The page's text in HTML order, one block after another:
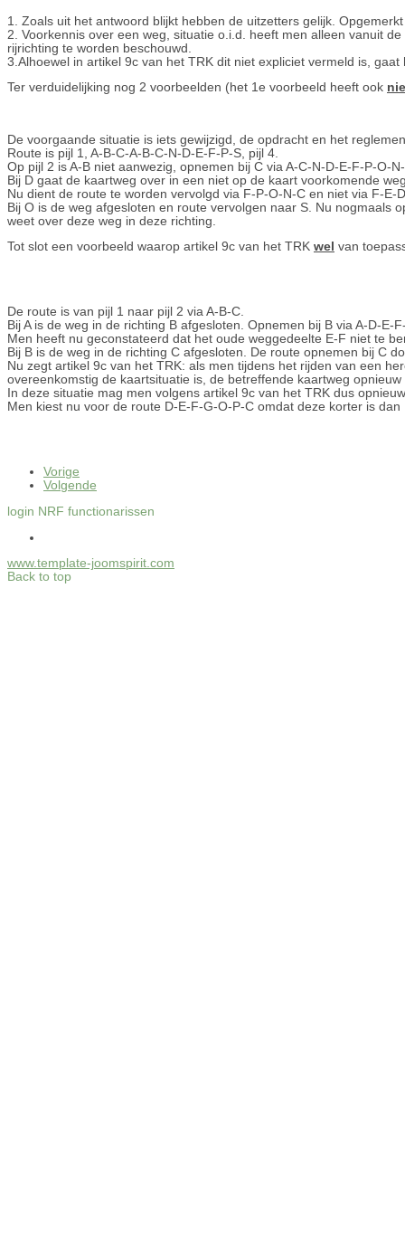
1. Zoals uit het antwoord blijkt hebben de uitzetters gelijk.
2. Voorkennis over een weg, situatie o.i.d. heeft men alleen vanuit
rijrichting te worden beschouwd.
3.Alhoewel in artikel 9c van het TRK dit niet expliciet vermeld is,
Ter verduidelijking nog 2 voorbeelden (het 1e voorbeeld heeft ook
De voorgaande situatie is iets gewijzigd, de opdracht en het
Route is pijl 1, A-B-C-A-B-C-N-D-E-F-P-S, pijl 4.
Op pijl 2 is A-B niet aanwezig, opnemen bij C via A-C-N-D-E-F-P-
Bij D gaat de kaartweg over in een niet op de kaart voorkomende
Nu dient de route te worden vervolgd via F-P-O-N-C en niet via F-
Bij O is de weg afgesloten en route vervolgen naar S. Nu nogmaals
weet over deze weg in deze richting.
Tot slot een voorbeeld waarop artikel 9c van het TRK wel van
De route is van pijl 1 naar pijl 2 via A-B-C.
Bij A is de weg in de richting B afgesloten. Opnemen bij B via A-D-E-
Men heeft nu geconstateerd dat het oude weggedeelte E-F niet te
Bij B is de weg in de richting C afgesloten. De route opnemen bij C
Nu zegt artikel 9c van het TRK: als men tijdens het rijden van een
overeenkomstig de kaartsituatie is, de betreffende kaartweg
In deze situatie mag men volgens artikel 9c van het TRK dus
Men kiest nu voor de route D-E-F-G-O-P-C omdat deze korter is dan
Vorige
Volgende
login NRF functionarissen
www.template-joomspirit.com
Back to top